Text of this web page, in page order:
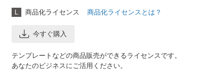
L 商品化ライセンス 商品化ライセンスとは？
今すぐ購入
テンプレートなどの商品販売ができるライセンスです。
あなたのビジネスにご活用ください。